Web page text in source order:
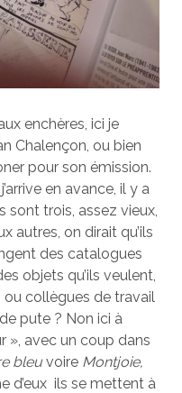
enchères, ici je
Chalençon, ou bien
pour son émission.
en avance, il y a
sont trois, assez vieux,
autres, on dirait qu’ils
des catalogues
objets qu’ils veulent,
ou collègues de travail
pute ? Non ici à
», avec un coup dans
bleu voireMontjoie,
d’eux ils se mettent à